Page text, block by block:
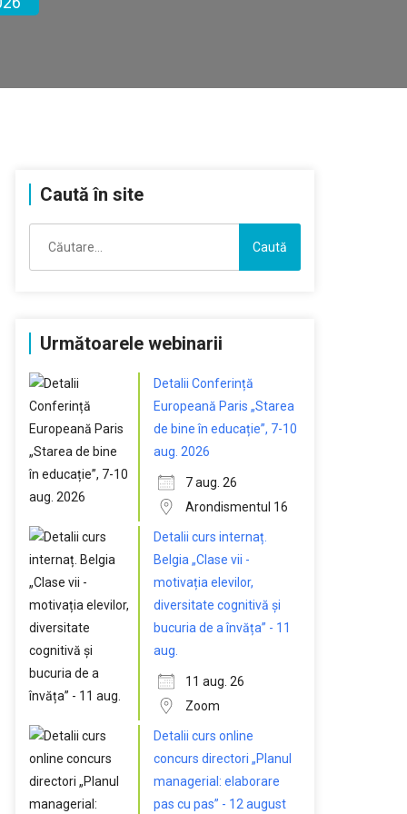
Caută în site
după:
Următoarele webinarii
Detalii Conferință
Europeană Paris „Starea
de bine în educație”, 7-10
aug. 2026
7 aug. 26
Arondismentul 16
Detalii curs internaț.
Belgia „Clase vii -
motivația elevilor,
diversitate cognitivă și
bucuria de a învăța” - 11
aug.
11 aug. 26
Zoom
Detalii curs online
concurs directori „Planul
managerial: elaborare
pas cu pas” - 12 august